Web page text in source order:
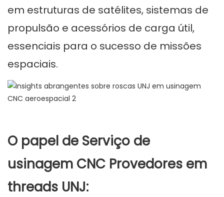
em estruturas de satélites, sistemas de
propulsão e acessórios de carga útil,
essenciais para o sucesso de missões
espaciais.
O papel de Serviço de
usinagem CNC Provedores em
threads UNJ: